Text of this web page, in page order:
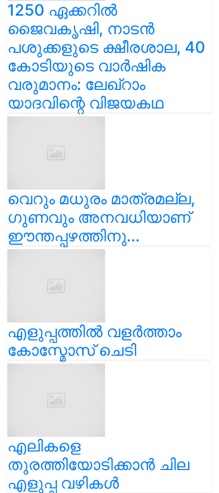
1250 ഏക്കറിൽ
ജൈവകൃഷി, നാടൻ
പശുക്കളുടെ ക്ഷീരശാല, 40
കോടിയുടെ വാർഷിക
വരുമാനം: ലേഖ്‌റാം
യാദവിന്റെ വിജയകഥ
വെറും മധുരം മാത്രമല്ല,
ഗുണവും അനവധിയാണ്
ഈന്തപ്പഴത്തിനു...
എളുപ്പത്തിൽ വളർത്താം
കോസ്മോസ് ചെടി
എലികളെ
തുരത്തിയോടിക്കാൻ ചില
എളുപ്പ വഴികൾ